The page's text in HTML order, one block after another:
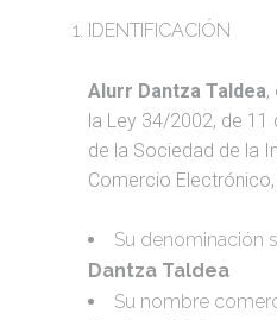
IDENTIFICACIÓN
Alurr Dantza Taldea,
la Ley 34/2002, de 11
de la Sociedad de la
Comercio
Su denominación
Dantza Taldea
Su nombre